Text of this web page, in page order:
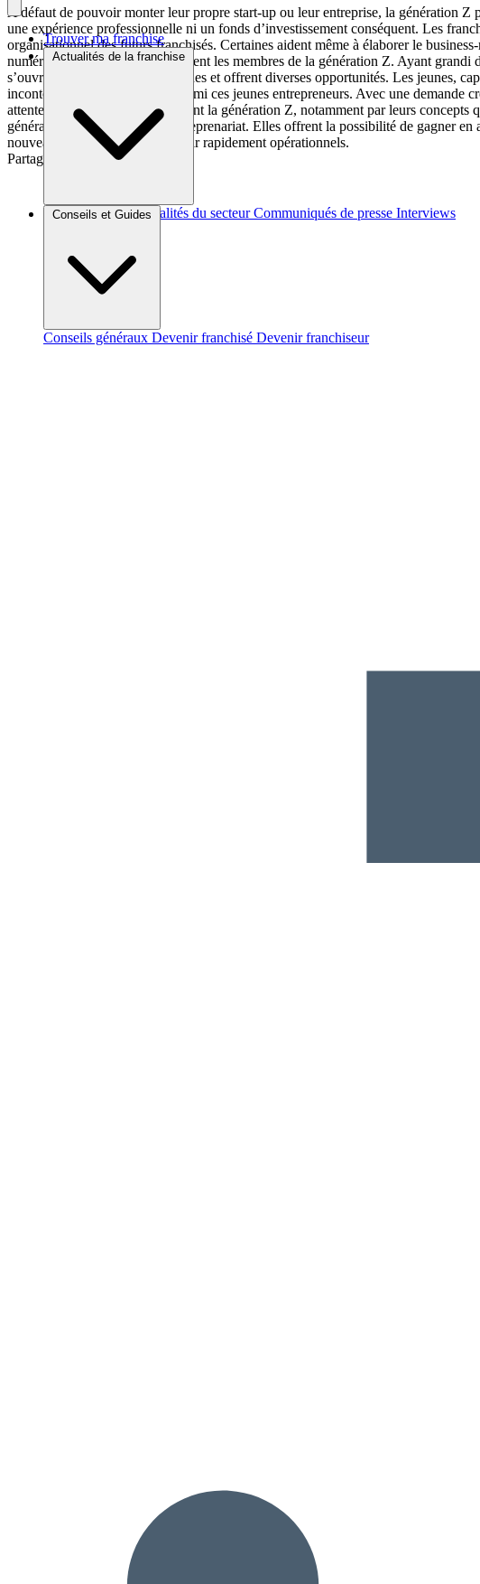
Trouver ma franchise
Actualités de la franchise
Brèves et actus Actualités du secteur Communiqués de presse Interviews
Conseils et Guides
Conseils généraux Devenir franchisé Devenir franchiseur
A défaut de pouvoir monter leur propre start-up ou leur entreprise, la génération Z
une expérience professionnelle ni un fonds d’investissement conséquent. Les
organisationnel des futurs franchisés. Certaines aident même à élaborer le
numériques attirent particulièrement les membres de la génération Z. Ayant
s’ouvrent à de nombreux domaines et offrent diverses opportunités. Les jeunes,
incontestablement populaires parmi ces jeunes entrepreneurs. Avec une
attentes du marché. Elles séduisent la génération Z, notamment par leurs
générations d’allier utilité et entreprenariat. Elles offrent la possibilité de gagner
nouveaux entrepreneurs à devenir rapidement opérationnels.
Partager sur :